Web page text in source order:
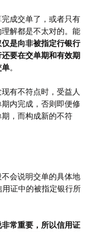
成交单了，或者只有
解都是不太对的。能
仅是向非被指定行银行
要在交单期和有效期
单。
有不符点时，受益人
内完成，否则即便修
，而构成新的不符
会说明交单的具体地
用证中的被指定银行所
常重要，所以信用证